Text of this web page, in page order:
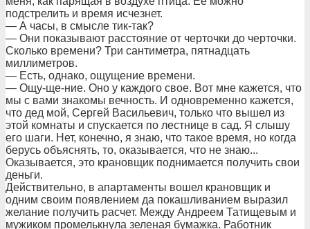
подстрелить и время исчезнет.
— А часы, в смысле тик-так?
— Они показывают расстояние от черточки до черточки.
Сколько времени? Три сантиметра, пятнадцать
миллиметров.
— Есть, однако, ощущение времени.
— Ощу-ще-ние. Оно у каждого свое. Вот мне кажется, что
мы с вами знакомы вечность. И одновременно кажется,
что дед мой, Сергей Васильевич, только что вышел из
этой комнаты и спускается по лестнице в сад. Я слышу
его шаги. Нет, конечно, я знаю, что такое время, но когда
берусь объяснять, то, оказывается, что не знаю...
Оказывается, это крановщик поднимается получить свои
деньги.
Действительно, в апартаменты вошел крановщик и
одним своим появлением да покашливанием выразил
желание получить расчет. Между Андреем Татищевым и
мужиком промелькнула зеленая бумажка. Работник